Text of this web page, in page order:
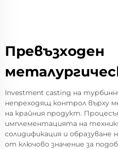
Превъзходен
Investment casting на
непреходящ контрол върху
на крайния продукт.
имплементацията на
солидификация и образуване
от ключово значение за